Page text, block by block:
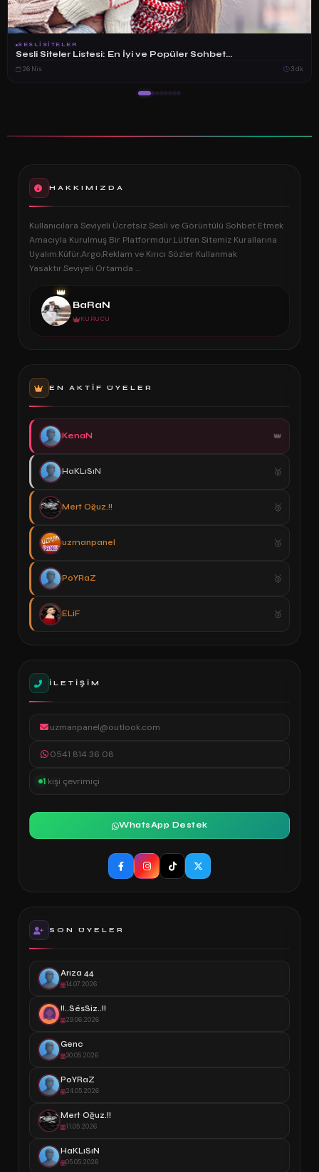
SESLISITELER
Sesli Siteler Listesi: En İyi ve Popüler Sohbet...
26 Nis 3 dk
HAKKIMIZDA
Kullanıcılara Seviyeli Ücretsiz Sesli ve Görüntülü Sohbet Etmek
Amacıyla Kurulmuş Bir Platformdur.Lütfen Sitemiz Kurallarına
Uyalım.Küfür,Argo,Reklam ve Kırıcı Sözler Kullanmak
Yasaktır.Seviyeli Ortamda ...
👑
BaRaN
KURUCU
EN AKTIF ÜYELER
KenaN
HaKLıSıN
Mert Oğuz.!!
uzmanpanel
PoYRaZ
ELiF
İLETIŞIM
uzmanpanel@outlook.com
0541 814 36 08
1 kişi çevrimiçi
WhatsApp Destek
SON ÜYELER
Arıza 44
14.07.2026
!!..SésSiz..!!
29.06.2026
Genc
30.05.2026
PoYRaZ
24.05.2026
Mert Oğuz.!!
11.05.2026
HaKLıSıN
05.05.2026